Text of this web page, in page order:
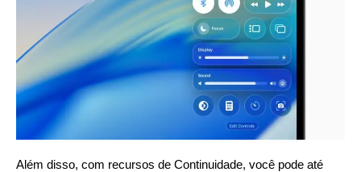
Além disso, com recursos de Continuidade, você pode até